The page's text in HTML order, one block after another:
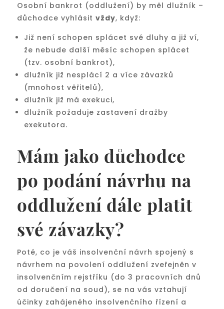
Osobní bankrot (oddlužení) by měl dlužník –
důchodce vyhlásit vždy, když:
Již není schopen splácet své dluhy a již ví,
že nebude další měsíc schopen splácet
(tzv. osobní bankrot),
dlužník již nesplácí 2 a více závazků
(mnohost věřitelů),
dlužník již má exekuci,
dlužník požaduje zastavení dražby
exekutora.
Mám jako důchodce
po podání návrhu na
oddlužení dále platit
své závazky?
Poté, co je váš insolvenční návrh spojený s
návrhem na povolení oddlužení zveřejněn v
insolvenčním rejstříku (do 3 pracovních dnů
od doručení na soud), se na vás vztahují
účinky zahájeného insolvenčního řízení a